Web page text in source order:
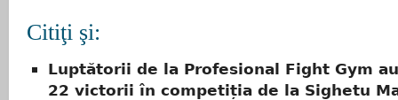
Citiţi şi:
Luptătorii de la Profesional Fight Gym
22 victorii în competiția de la Sighetu